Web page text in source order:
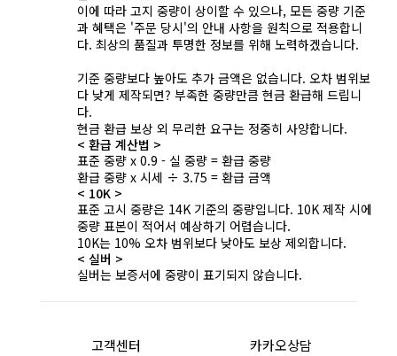
이에 따라 고지 중량이 상이할 수 있으나, 모든 중량 기준
과 혜택은 '주문 당시'의 안내 사항을 원칙으로 적용합니
다. 최상의 품질과 투명한 정보를 위해 노력하겠습니다.
기준 중량보다 높아도 추가 금액은 없습니다. 오차 범위보
다 낮게 제작되면? 부족한 중량만큼 현금 환급해 드립니
다.
현금 환급 보상 외 무리한 요구는 정중히 사양합니다.
< 환급 계산법 >
표준 중량 x 0.9 - 실 중량 = 환급 중량
환급 중량 x 시세 ÷ 3.75 = 환급 금액
< 10K >
표준 고시 중량은 14K 기준의 중량입니다. 10K 제작 시에
중량 표본이 적어서 예상하기 어렵습니다.
10K는 10% 오차 범위보다 낮아도 보상 제외합니다.
< 실버 >
실버는 보증서에 중량이 표기되지 않습니다.
고객센터 카카오상담